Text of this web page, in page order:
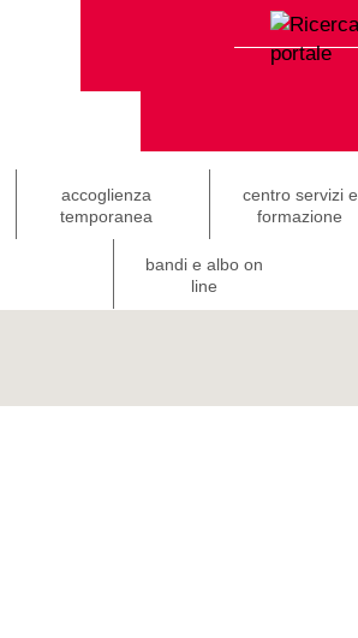
accoglienza
temporanea
centro servizi e
formazione
bandi e albo on
line